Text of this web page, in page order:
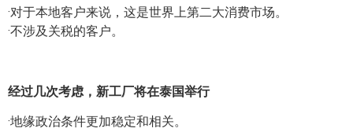
·对于本地客户来说，这是世界上第二大消费市场。
·不涉及关税的客户。
经过几次考虑，新工厂将在泰国举行
·地缘政治条件更加稳定和相关。